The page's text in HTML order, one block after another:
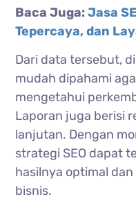
Baca Juga: Jasa
Tepercaya, dan
Dari data tersebut,
mudah dipahami
mengetahui
Laporan juga berisi
lanjutan. Dengan
strategi SEO dapat
hasilnya optimal
bisnis.